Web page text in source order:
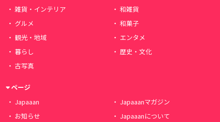
雑貨・インテリア
和雑貨
グルメ
和菓子
観光・地域
エンタメ
暮らし
歴史・文化
古写真
ページ
Japaaan
Japaaanマガジン
お知らせ
Japaaanについて